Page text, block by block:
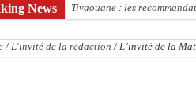
News Tivaouane : les
Dahra Djoloff a vibré au
/ L'invité de la rédaction / L’invité de la